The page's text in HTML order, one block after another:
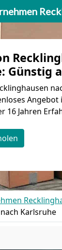
Günstig
16 Jahren
Karlsruhe